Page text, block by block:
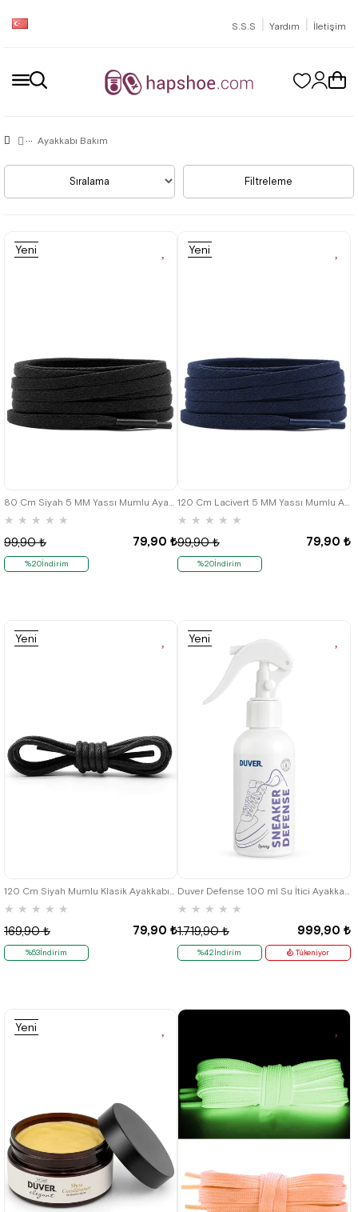
S.S.S | Yardım | İletişim
Ayakkabı Bakım
Filtreleme
Sıralama
80 Cm Siyah 5 MM Yassı Mumlu Ayakkabı Bağcığı
★ ★ ★ ★ ★
79,90 ₺
99,90 ₺
%20İndirim
Yeni
120 Cm Lacivert 5 MM Yassı Mumlu Ayakkabı Bağcığı
★ ★ ★ ★ ★
79,90 ₺
99,90 ₺
%20İndirim
Yeni
120 Cm Siyah Mumlu Klasik Ayakkabı Bağcığı
★ ★ ★ ★ ★
79,90 ₺
169,90 ₺
%53İndirim
Yeni
Duver Defense 100 ml Su İtici Ayakkabı Koruyucu Sprey
★ ★ ★ ★ ★
999,90 ₺
1.719,90 ₺
%42İndirim
Yeni
Tükeniyor
Yeni